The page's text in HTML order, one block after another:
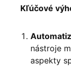
Kľúčové
nástroje
aspekty